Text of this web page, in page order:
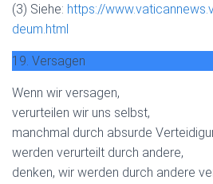
(3) Siehe: https://
deum.html
19. Versagen
Wenn wir versagen,
verurteilen wir uns selbst,
manchmal durch absurde
werden verurteilt durch andere,
denken, wir werden durch andere